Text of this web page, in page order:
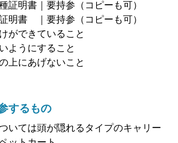
明書 ｜要持参（コピーも可）
ができていること
ようにすること
上にあげないこと
いては頭が隠れるタイプのキャリー
ットカート